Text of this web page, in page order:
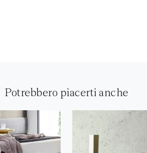
Potrebbero piacerti anche